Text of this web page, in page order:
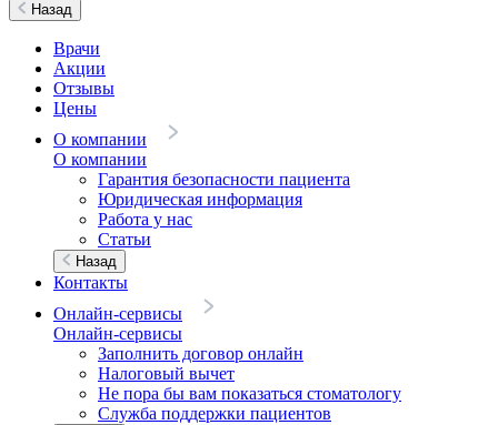
Назад
Врачи
Акции
Отзывы
Цены
О компании
О компании
Гарантия безопасности пациента
Юридическая информация
Работа у нас
Статьи
Назад
Контакты
Онлайн-сервисы
Онлайн-сервисы
Заполнить договор онлайн
Налоговый вычет
Не пора бы вам показаться стоматологу
Служба поддержки пациентов